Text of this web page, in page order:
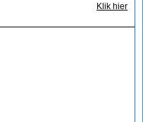
Klik hier